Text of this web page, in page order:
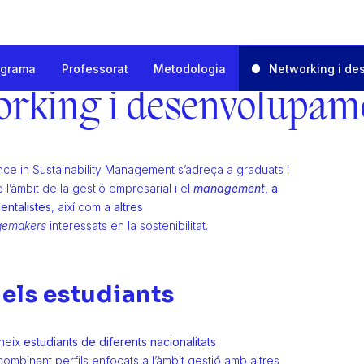
Management
professional
Professorat Metodologia Networking i
i
in Sustainability Management s’adreça a graduats i
de la gestió empresarial i el management , a
, així com a altres
interessats en la sostenibilitat.
estudiants
estudiants de diferents nacionalitats
perfils enfocats a l’àmbit gestió amb altres